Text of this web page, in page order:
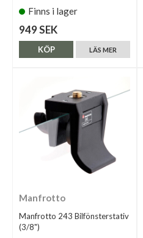
Finns i lager
949 SEK
LÄS MER
KÖP
Manfrotto
Manfrotto 243 Bilfönsterstativ
(3/8")